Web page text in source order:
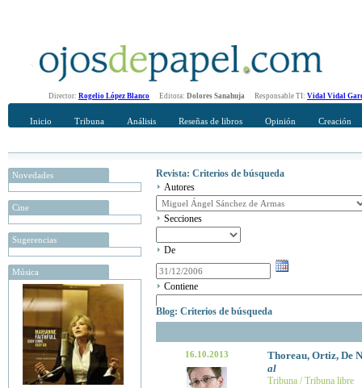
Director: Rogelio López Blanco Editora: Dolores Sanahuja Responsable TI: Vidal Vidal
Inicio Tribuna Análisis Reseñas de libros Opinión Creación
Novedades
Cine
Sugerencias
Música
Revista: Criterios de búsqueda
Autores
Secciones
De
Contiene
Blog: Criterios de búsqueda
16.10.2013
Thoreau, Ortiz, De
al
Tribuna / Tribuna libre